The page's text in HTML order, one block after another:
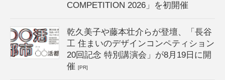
COMPETITION 2026」を初開催
乾久美子や藤本壮介らが登壇、「長谷
工 住まいのデザインコンペティション
20回記念 特別講演会」が8月19日に開
催[PR]